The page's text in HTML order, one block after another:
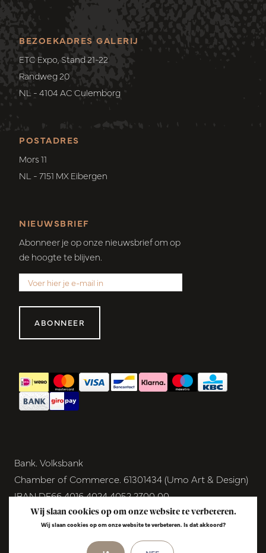
POSTADRES
Mors 11
NL - 7151 MX Eibergen
BEZOEKADRES GALERIJ
ETC Expo, Stand 21-22
Randweg 20
NL - 4104 AC Culemborg
NIEUWSBRIEF
Abonneer je op onze nieuwsbrief om op
de hoogte te blijven.
ABONNEER
Bank. Volksbank
Chamber of Commerce. 61301434 (Umo Art & Design)
IBAN DE66 4016 4024 4052 2700 00
BIC GENODEM1GRN
VAT NL854291040B01
Wij slaan cookies op om onze website te verbeteren.
Wij slaan cookies op om onze website te verbeteren. Is dat akkoord?